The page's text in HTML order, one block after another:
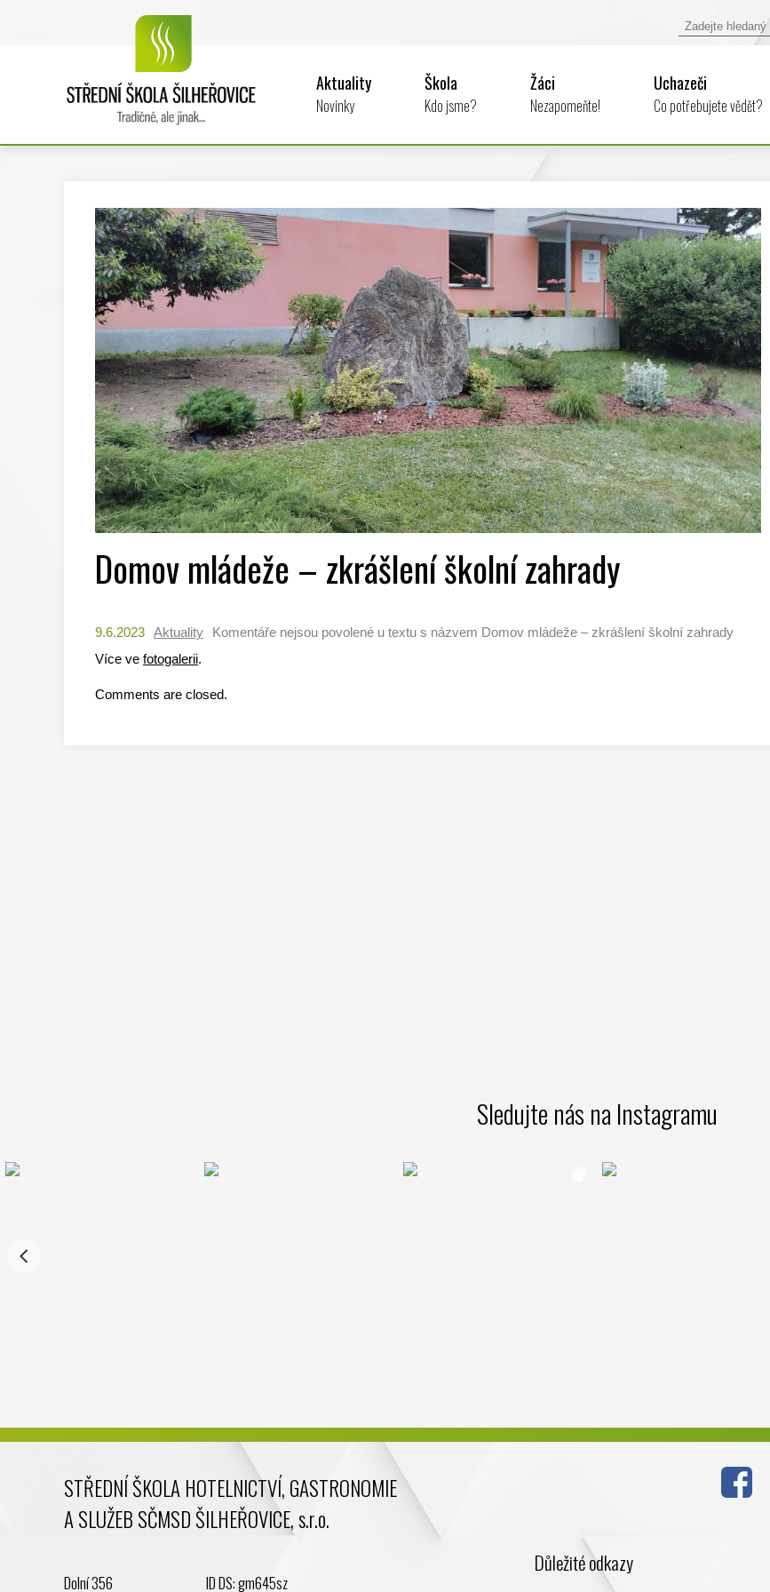
Aktuality
Novinky
Škola
Kdo jsme?
Žáci
Nezapomeňte!
Uchazeči
Co potřebujete vědět?
Domov mládeže – zkrášlení školní zahrady
9.6.2023 Aktuality Komentáře nejsou povolené u textu s názvem Domov mládeže – zkrášlení školní zahrady
Více ve fotogalerii.
Comments are closed.
Sledujte nás na Instagramu
STŘEDNÍ ŠKOLA HOTELNICTVÍ, GASTRONOMIE
A SLUŽEB SČMSD ŠILHEŘOVICE, s.r.o.
Dolní 356 ID DS: gm645sz
Důležité odkazy